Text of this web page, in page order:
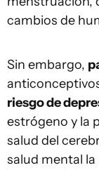
cambios de
Sin embargo,
riesgo de
estrógeno y la
salud del
salud mental